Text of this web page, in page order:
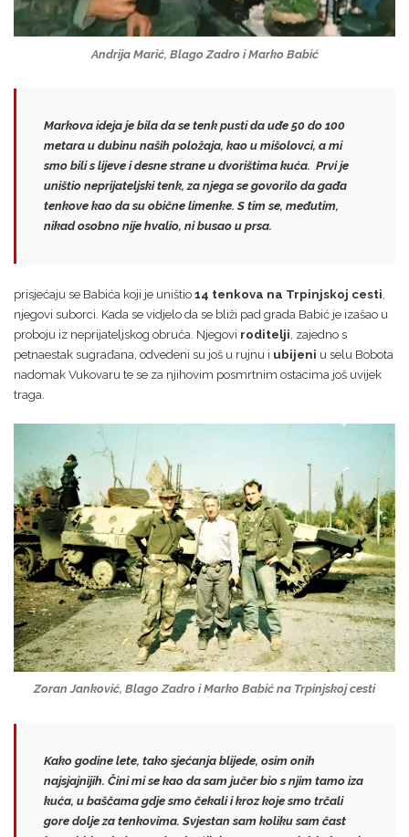
Andrija Marić, Blago Zadro i Marko Babić
Markova ideja je bila da se tenk pusti da uđe 50 do 100
metara u dubinu naših položaja, kao u mišolovci, a mi
smo bili s lijeve i desne strane u dvorištima kuća. Prvi je
uništio neprijateljski tenk, za njega se govorilo da gađa
tenkove kao da su obične limenke. S tim se, međutim,
nikad osobno nije hvalio, ni busao u prsa.
prisjećaju se Babića koji je uništio 14 tenkova na Trpinjskoj cesti,
njegovi suborci. Kada se vidjelo da se bliži pad grada Babić je izašao u
proboju iz neprijateljskog obruča. Njegovi roditelji, zajedno s
petnaestak sugrađana, odvedeni su još u rujnu i ubijeni u selu Bobota
nadomak Vukovaru te se za njihovim posmrtnim ostacima još uvijek
traga.
Zoran Janković, Blago Zadro i Marko Babić na Trpinjskoj cesti
Kako godine lete, tako sjećanja blijede, osim onih
najsjajnijih. Čini mi se kao da sam jučer bio s njim tamo iza
kuća, u baščama gdje smo čekali i kroz koje smo trčali
gore dolje za tenkovima. Svjestan sam koliku sam čast